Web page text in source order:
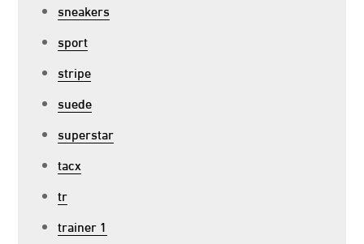
sneakers
sport
stripe
suede
superstar
tacx
tr
trainer 1